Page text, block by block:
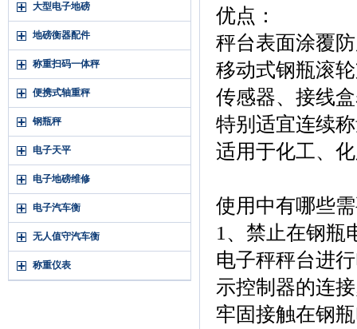
大型电子地磅
地磅衡器配件
称重扫码一体秤
便携式轴重秤
钢瓶秤
电子天平
电子地磅维修
电子汽车衡
无人值守汽车衡
称重仪表
优点：
秤台表面涂覆
移动式钢瓶滚
传感器、接线
特别适宜连续
适用于化工、
使用中有哪些
1、禁止在钢瓶
电子秤秤台进
示控制器的连
牢固接触在钢